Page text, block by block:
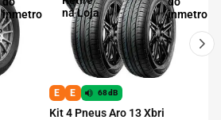
E E 68dB
Kit 4 Pneus Aro 13 Xbri